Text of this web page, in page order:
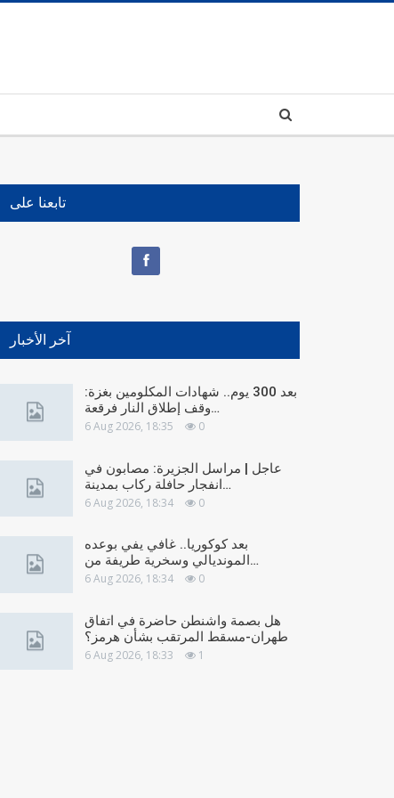
تابعنا على
آخر الأخبار
بعد 300 يوم.. شهادات المكلومين بغزة:
وقف إطلاق النار فرقعة…
6 Aug 2026, 18:35 0
عاجل | مراسل الجزيرة: مصابون في
انفجار حافلة ركاب بمدينة…
6 Aug 2026, 18:34 0
بعد كوكوريا.. غافي يفي بوعده
المونديالي وسخرية طريفة من…
6 Aug 2026, 18:34 0
هل بصمة واشنطن حاضرة في اتفاق
طهران-مسقط المرتقب بشأن هرمز؟
6 Aug 2026, 18:33 1